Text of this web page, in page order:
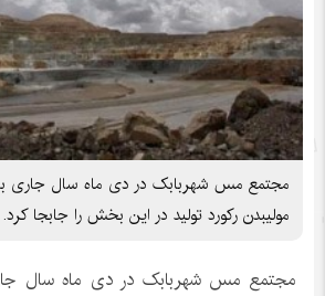
مولیبدن رکورد تولید در این بخش را جابجا کرد.